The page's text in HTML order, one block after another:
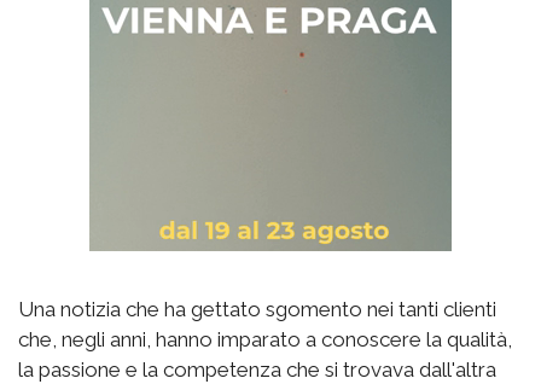
Una notizia che ha gettato sgomento nei tanti clienti
che, negli anni, hanno imparato a conoscere la qualità,
la passione e la competenza che si trovava dall'altra